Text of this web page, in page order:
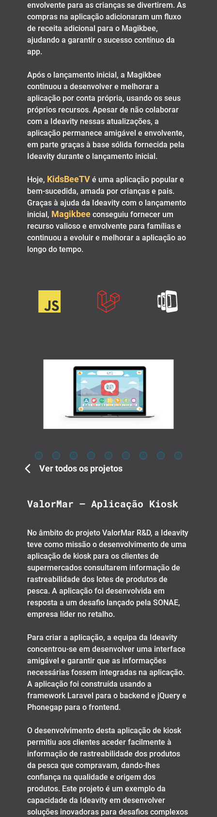
envolvente para as crianças se divertirem. As
compras na aplicação adicionaram um fluxo
de receita adicional para o Magikbee,
ajudando a garantir o sucesso contínuo da
app.
Após o lançamento inicial, a Magikbee
continuou a desenvolver e melhorar a
aplicação por conta própria, usando os seus
próprios recursos. Apesar de não colaborar
com a Ideavity nessas atualizações, a
aplicação permanece amigável e envolvente,
em parte graças à base sólida fornecida pela
Ideavity durante o lançamento inicial.
Hoje, KidsBeeTV é uma aplicação popular e
bem-sucedida, amada por crianças e pais.
Graças à ajuda da Ideavity com o lançamento
inicial, Magikbee conseguiu fornecer um
recurso valioso e envolvente para famílias e
continuou a evoluir e melhorar a aplicação ao
longo do tempo.
Ver todos os projetos
ValorMar – Aplicação Kiosk
No âmbito do projeto ValorMar R&D, a Ideavity
teve como missão o desenvolvimento de uma
aplicação de kiosk para os clientes de
supermercados consultarem informação de
rastreabilidade dos lotes de produtos de
pesca. A aplicação foi desenvolvida em
resposta a um desafio lançado pela SONAE,
empresa líder no retalho.
Para criar a aplicação, a equipa da Ideavity
concentrou-se em desenvolver uma interface
amigável e garantir que as informações
necessárias fossem integradas na aplicação.
A aplicação foi construída usando a
framework Laravel para o backend e jQuery e
Phonegap para o frontend.
O desenvolvimento desta aplicação de kiosk
permitiu aos clientes aceder facilmente à
informação de rastreabilidade dos produtos
da pesca que compravam, dando-lhes
confiança na qualidade e origem dos
produtos. Este projeto é um exemplo da
capacidade da Ideavity em desenvolver
soluções inovadoras para desafios complexos